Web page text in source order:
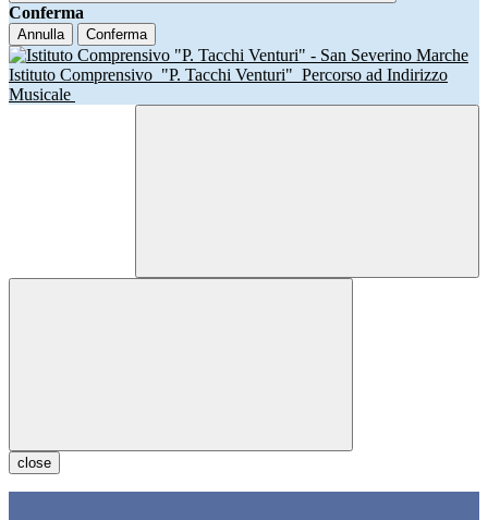
Conferma
Annulla Conferma
Istituto Comprensivo "P. Tacchi Venturi" Percorso ad Indirizzo
Musicale
close